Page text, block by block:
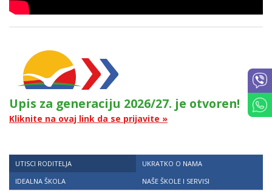
Upis za generaciju 2026/27. je otvoren!
Kliknite na ovaj link da se prijavite »
UTISCI RODITELJA
UKRATKO O NAMA
IDEALNA ŠKOLA
NAŠE ŠKOLE I SERVISI